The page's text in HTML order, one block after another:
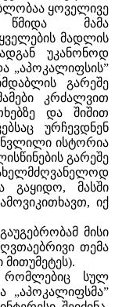
ყოველივე
წმიდა მამა
მადლის
უკანონოდ
„აპოკალიფსის”
გარეშე
კრძალვით
და შიშით
ურჩევდნენ
ისტორია
გარეშე
მასში
იქ
მისი
ღვთაებრივი თემა
რომლებიც სულ
„აპოკალიფსმა”